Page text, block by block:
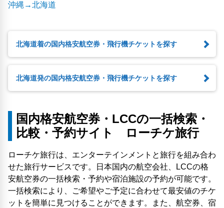
沖縄→北海道
北海道着の国内格安航空券・飛行機チケットを探す
北海道発の国内格安航空券・飛行機チケットを探す
国内格安航空券・LCCの一括検索・
比較・予約サイト ローチケ旅行
ローチケ旅行は、エンターテインメントと旅行を組み合わ
せた旅行サービスです。日本国内の航空会社、LCCの格
安航空券の一括検索・予約や宿泊施設の予約が可能です。
一括検索により、ご希望やご予定に合わせて最安値のチケ
ットを簡単に見つけることができます。また、航空券、宿